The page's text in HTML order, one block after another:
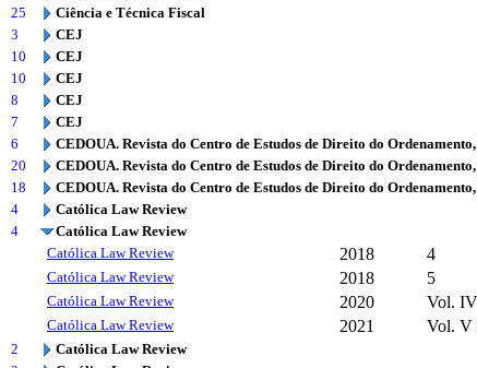
25
Ciência e Técnica Fiscal
3
CEJ
10
CEJ
10
CEJ
8
CEJ
7
CEJ
6
CEDOUA. Revista do Centro de Estudos de Direito do
20
CEDOUA. Revista do Centro de Estudos de Direito do
18
CEDOUA. Revista do Centro de Estudos de Direito do
4
Católica Law Review
4
Católica Law Review
Católica Law Review
2018 4
Católica Law Review 2018 5
Católica Law Review 2020 Vol.
Católica Law Review 2021 Vol. V
2
Católica Law Review